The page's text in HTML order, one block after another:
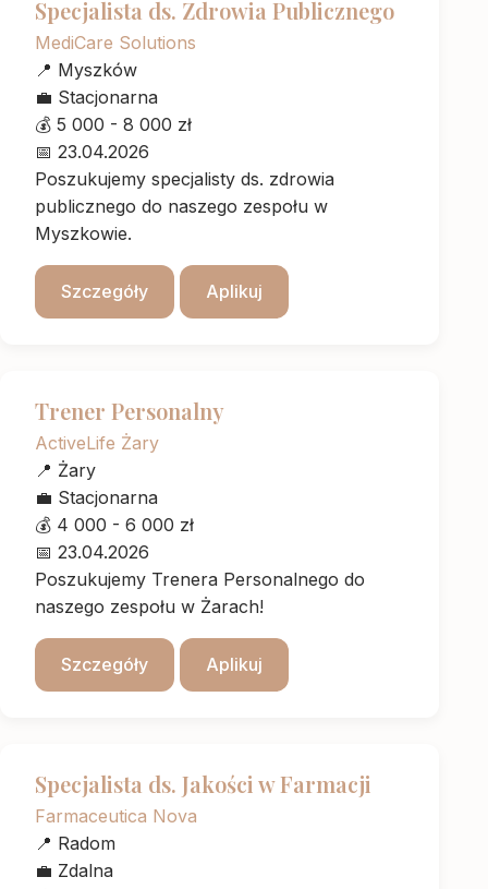
Specjalista ds. Zdrowia Publicznego
MediCare Solutions
📍 Myszków
💼 Stacjonarna
💰 5 000 - 8 000 zł
📅 23.04.2026
Poszukujemy specjalisty ds. zdrowia
publicznego do naszego zespołu w
Myszkowie.
Szczegóły Aplikuj
Trener Personalny
ActiveLife Żary
📍 Żary
💼 Stacjonarna
💰 4 000 - 6 000 zł
📅 23.04.2026
Poszukujemy Trenera Personalnego do
naszego zespołu w Żarach!
Szczegóły Aplikuj
Specjalista ds. Jakości w Farmacji
Farmaceutica Nova
📍 Radom
💼 Zdalna